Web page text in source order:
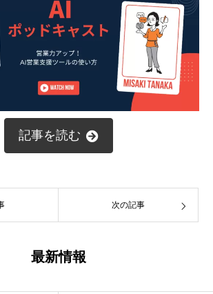
記事を読む
次の記事
最新情報